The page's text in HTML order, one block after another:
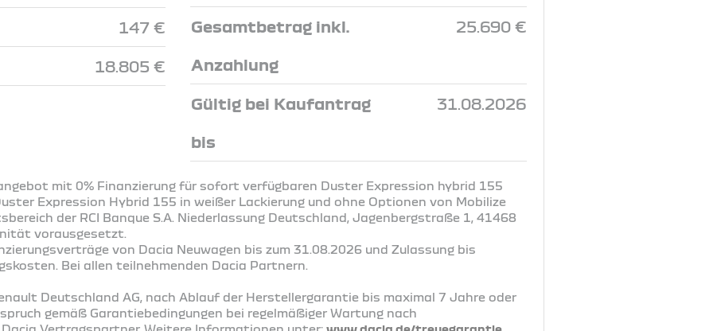
147 €
18.805 €
Gesamtbetrag inkl.
Anzahlung
25.690 €
Gültig bei Kaufantrag
bis
31.08.2026
mit 0% Finanzierung für sofort verfügbaren Duster Expression hybrid 155
Expression Hybrid 155 in weißer Lackierung und ohne Optionen von Mobilize
der RCI Banque S.A. Niederlassung Deutschland, Jagenbergstraße 1, 41468
vorausgesetzt.
von Dacia Neuwagen bis zum 31.08.2026 und Zulassung bis
Bei allen teilnehmenden Dacia Partnern.
Deutschland AG, nach Ablauf der Herstellergarantie bis maximal 7 Jahre oder
gemäß Garantiebedingungen bei regelmäßiger Wartung nach